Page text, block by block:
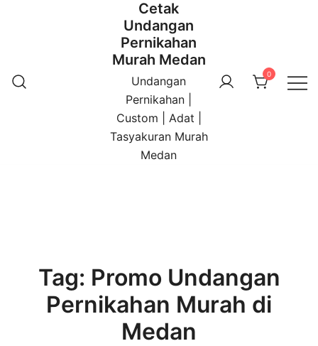
Cetak
Undangan
Pernikahan
Murah Medan
Undangan
Pernikahan |
Custom | Adat |
Tasyakuran Murah
Medan
0
Tag: Promo Undangan
Pernikahan Murah di
Medan